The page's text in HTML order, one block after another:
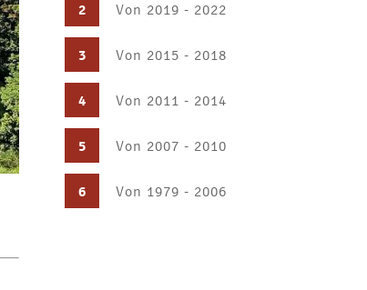
2 Von 2019 - 2022
3 Von 2015 - 2018
4 Von 2011 - 2014
5 Von 2007 - 2010
6 Von 1979 - 2006